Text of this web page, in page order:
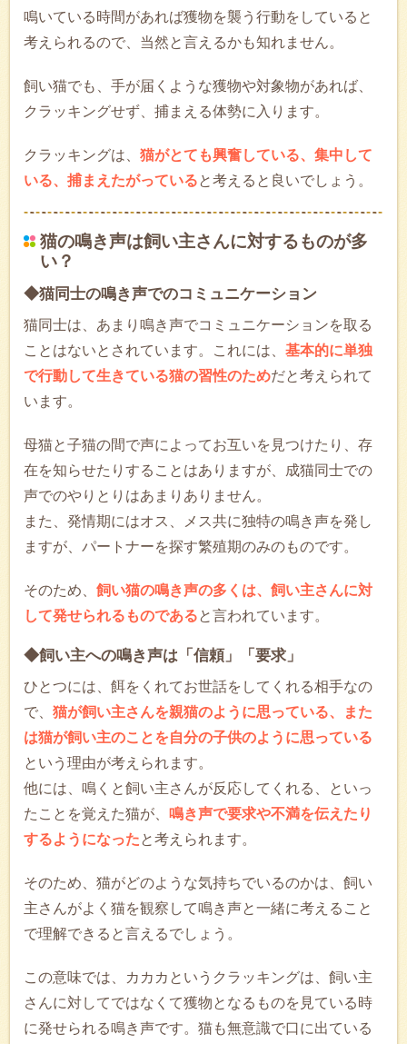
鳴いている時間があれば獲物を襲う行動をしていると
考えられるので、当然と言えるかも知れません。
飼い猫でも、手が届くような獲物や対象物があれば、
クラッキングせず、捕まえる体勢に入ります。
クラッキングは、 猫がとても興奮している、集中して
いる、捕まえたがっていると考えると良いでしょう。
猫の鳴き声は飼い主さんに対するものが多
い？
◆猫同士の鳴き声でのコミュニケーション
猫同士は、あまり鳴き声でコミュニケーションを取る
ことはないとされています。これには、 基本的に単独
で行動して生きている猫の習性のためだと考えられて
います。
母猫と子猫の間で声によってお互いを見つけたり、存
在を知らせたりすることはありますが、成猫同士での
声でのやりとりはあまりありません。
また、発情期にはオス、メス共に独特の鳴き声を発し
ますが、パートナーを探す繁殖期のみのものです。
そのため、 飼い猫の鳴き声の多くは、飼い主さんに対
して発せられるものであると言われています。
◆飼い主への鳴き声は「信頼」「要求」
ひとつには、餌をくれてお世話をしてくれる相手なの
で、 猫が飼い主さんを親猫のように思っている、また
は猫が飼い主のことを自分の子供のように思っている
という理由が考えられます。
他には、鳴くと飼い主さんが反応してくれる、といっ
たことを覚えた猫が、 鳴き声で要求や不満を伝えたり
するようになったと考えられます。
そのため、猫がどのような気持ちでいるのかは、飼い
主さんがよく猫を観察して鳴き声と一緒に考えること
で理解できると言えるでしょう。
この意味では、カカカというクラッキングは、飼い主
さんに対してではなくて獲物となるものを見ている時
に発せられる鳴き声です。猫も無意識で口に出ている